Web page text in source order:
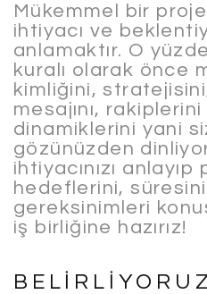
Mükemmel bir
ihtiyacı ve
anlamaktır. O
kuralı olarak önce
kimliğini,
mesajını,
dinamiklerini yani
gözünüzden
ihtiyacınızı anlayıp
hedeflerini,
gereksinimleri
iş birliğine hazırız!
BELİRLİYORUZ